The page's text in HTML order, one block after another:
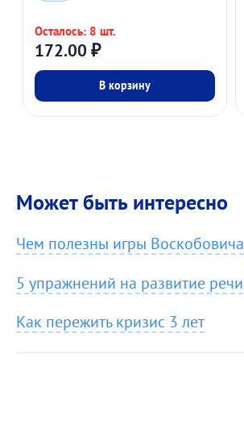
172.00₽
Осталось: 8 шт.
В корзину
Может быть интересно
Чем полезны игры Воскобовича
5 упражнений на развитие речи
Как пережить кризис 3 лет